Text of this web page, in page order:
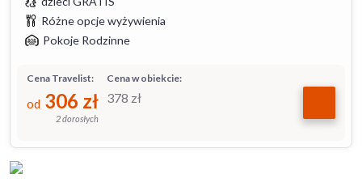
Różne opcje wyżywienia
Pokoje Rodzinne
Cena w obiekcie:
378 zł
Cena Travelist:
od 306 zł
2 dorosłych